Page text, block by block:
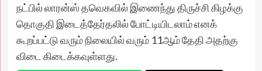
நட்பில் லாரன்ஸ் தவெகவில் இணைந்து திருச்சி கிழக்கு
தொகுதி இடைத்தேர்தலில் போட்டியிடலாம் எனக்
கூறப்பட்டு வரும் நிலையில் வரும் 11ஆம் தேதி அதற்கு
விடை கிடைக்கவுள்ளது.